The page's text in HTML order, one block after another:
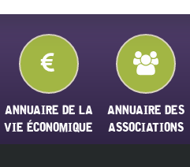
ANNUAIRE DE LA
VIE ÉCONOMIQUE
ANNUAIRE DES
ASSOCIATIONS